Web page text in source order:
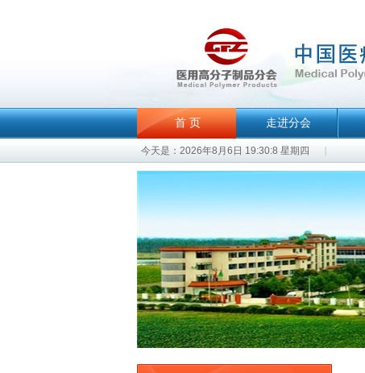
首 页
今天是：2026年8月6日 19:30:8 星期四
走进分会